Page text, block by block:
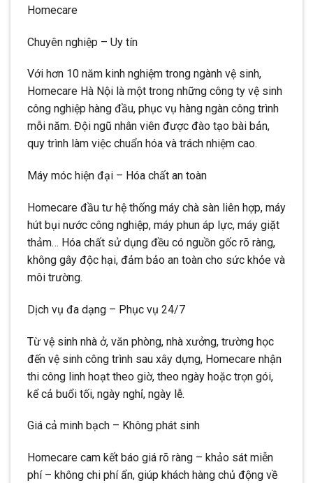
Homecare
Chuyên nghiệp – Uy tín
Với hơn 10 năm kinh nghiệm trong ngành vệ sinh,
Homecare Hà Nội là một trong những công ty vệ sinh
công nghiệp hàng đầu, phục vụ hàng ngàn công trình
mỗi năm. Đội ngũ nhân viên được đào tạo bài bản,
quy trình làm việc chuẩn hóa và trách nhiệm cao.
Máy móc hiện đại – Hóa chất an toàn
Homecare đầu tư hệ thống máy chà sàn liên hợp, máy
hút bụi nước công nghiệp, máy phun áp lực, máy giặt
thảm… Hóa chất sử dụng đều có nguồn gốc rõ ràng,
không gây độc hại, đảm bảo an toàn cho sức khỏe và
môi trường.
Dịch vụ đa dạng – Phục vụ 24/7
Từ vệ sinh nhà ở, văn phòng, nhà xưởng, trường học
đến vệ sinh công trình sau xây dựng, Homecare nhận
thi công linh hoạt theo giờ, theo ngày hoặc trọn gói,
kể cả buổi tối, ngày nghỉ, ngày lễ.
Giá cả minh bạch – Không phát sinh
Homecare cam kết báo giá rõ ràng – khảo sát miễn
phí – không chi phí ẩn, giúp khách hàng chủ động về